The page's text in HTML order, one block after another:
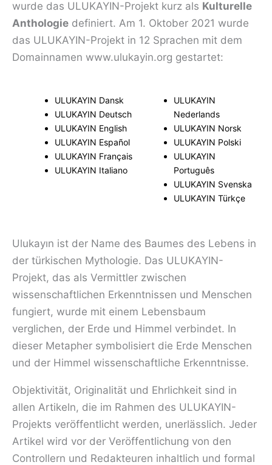
wurde das ULUKAYIN-Projekt kurz als Kulturelle
Anthologie definiert. Am 1. Oktober 2021 wurde
das ULUKAYIN-Projekt in 12 Sprachen mit dem
Domainnamen www.ulukayin.org gestartet:
ULUKAYIN Dansk
ULUKAYIN Deutsch
ULUKAYIN English
ULUKAYIN Español
ULUKAYIN Français
ULUKAYIN Italiano
ULUKAYIN
Nederlands
ULUKAYIN Norsk
ULUKAYIN Polski
ULUKAYIN
Português
ULUKAYIN Svenska
ULUKAYIN Türkçe
Ulukayın ist der Name des Baumes des Lebens in
der türkischen Mythologie. Das ULUKAYIN-
Projekt, das als Vermittler zwischen
wissenschaftlichen Erkenntnissen und Menschen
fungiert, wurde mit einem Lebensbaum
verglichen, der Erde und Himmel verbindet. In
dieser Metapher symbolisiert die Erde Menschen
und der Himmel wissenschaftliche Erkenntnisse.
Objektivität, Originalität und Ehrlichkeit sind in
allen Artikeln, die im Rahmen des ULUKAYIN-
Projekts veröffentlicht werden, unerlässlich. Jeder
Artikel wird vor der Veröffentlichung von den
Controllern und Redakteuren inhaltlich und formal